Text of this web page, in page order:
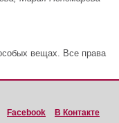
вещах. Все права
Facebook
В Контакте